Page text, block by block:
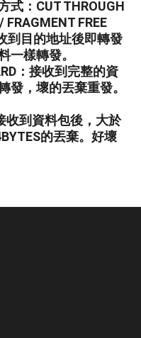
式：CUT THROUGH
FRAGMENT FREE
到目的地址後即轉發
一樣轉發。
：接收到完整的資
發，壞的丟棄重發。
收到資料包後，大於
的丟棄。好壞